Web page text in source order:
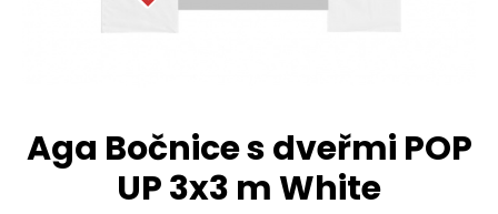
Aga Bočnice s dveřmi POP
UP 3x3 m White